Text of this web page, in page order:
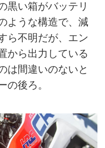
黒い箱がバッテリ
ような構造で、減
ら不明だが、エン
から出力している
は間違いのないと
の後ろ。